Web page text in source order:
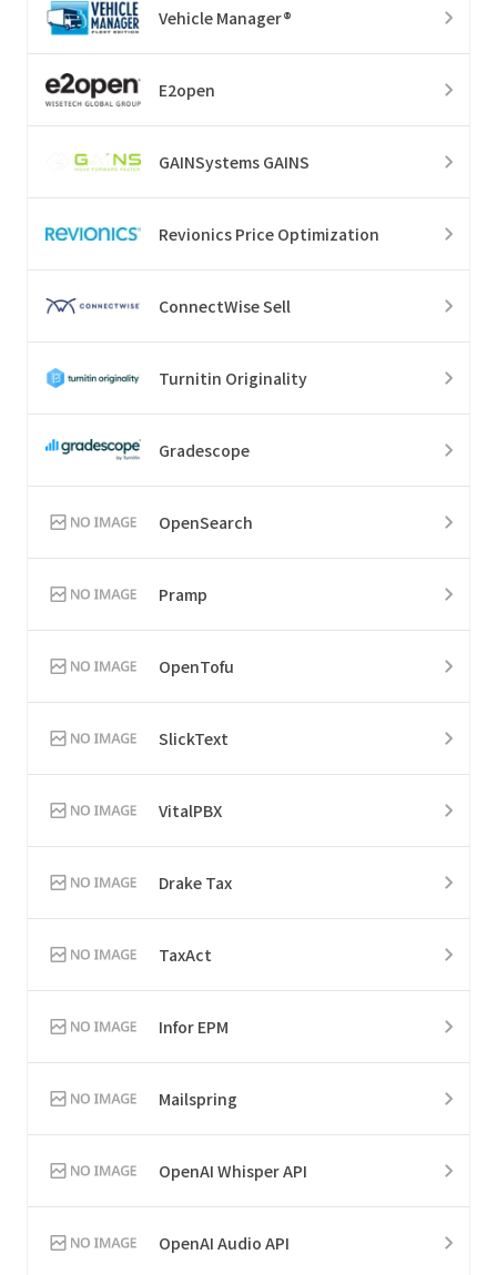
Vehicle Manager®
E2open
GAINSystems GAINS
Revionics Price Optimization
ConnectWise Sell
Turnitin Originality
Gradescope
OpenSearch
Pramp
OpenTofu
SlickText
VitalPBX
Drake Tax
TaxAct
Infor EPM
Mailspring
OpenAI Whisper API
OpenAI Audio API